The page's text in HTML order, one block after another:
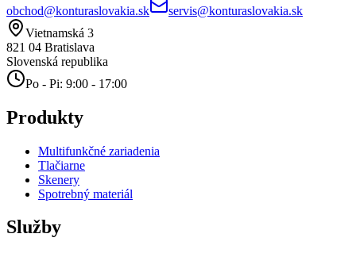
obchod@konturaslovakia.sk
servis@konturaslovakia.sk
Vietnamská 3
821 04 Bratislava
Slovenská republika
Po - Pi: 9:00 - 17:00
Produkty
Multifunkčné zariadenia
Tlačiarne
Skenery
Spotrebný materiál
Služby